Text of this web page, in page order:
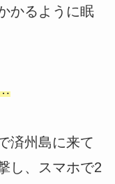
かるように眠
済州島に来て
し、スマホで2